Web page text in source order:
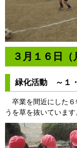
３月１６日（
緑化活動 ～１
卒業を間近にした６
うを草を抜いていま